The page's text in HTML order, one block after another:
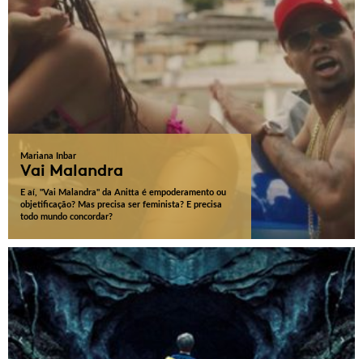
Mariana Inbar
Vai Malandra
E aí, "Vai Malandra" da Anitta é empoderamento ou
objetificação? Mas precisa ser feminista? E precisa
todo mundo concordar?